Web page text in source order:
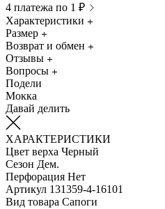
4 платежа по 1 ₽
Характеристики
Размер
Возврат и обмен
Отзывы
Вопросы
Подели
Мокка
Давай делить
ХАРАКТЕРИСТИКИ
Цвет верха Черный
Сезон Дем.
Перфорация Нет
Артикул 131359-4-16101
Вид товара Сапоги